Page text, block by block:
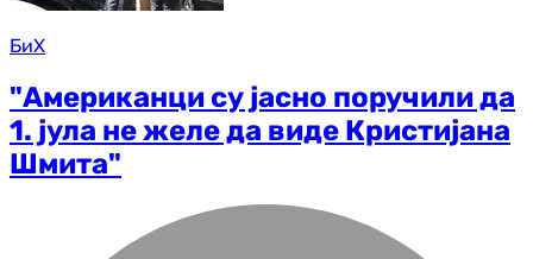
БиХ
"Американци су јасно поручили да
1. јула не желе да виде Кристијана
Шмита"